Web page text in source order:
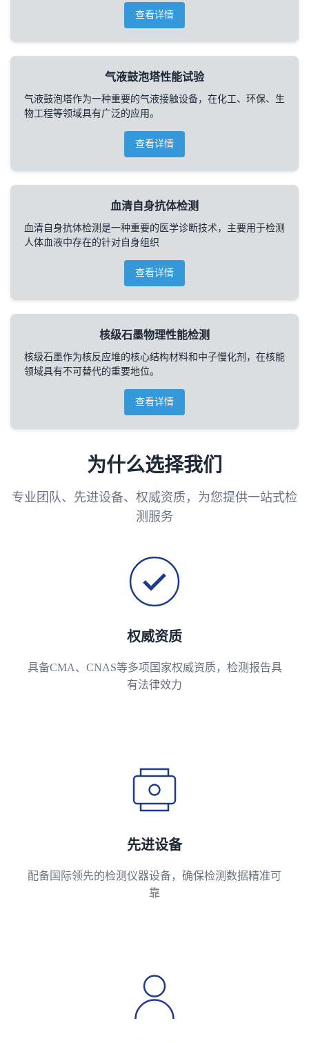
查看详情
气液鼓泡塔性能试验
气液鼓泡塔作为一种重要的气液接触设备，在化工、环保、生
物工程等领域具有广泛的应用。
查看详情
血清自身抗体检测
血清自身抗体检测是一种重要的医学诊断技术，主要用于检测
人体血液中存在的针对自身组织
查看详情
核级石墨物理性能检测
核级石墨作为核反应堆的核心结构材料和中子慢化剂，在核能
领域具有不可替代的重要地位。
查看详情
为什么选择我们
专业团队、先进设备、权威资质，为您提供一站式检
测服务
权威资质
具备CMA、CNAS等多项国家权威资质，检测报告具
有法律效力
先进设备
配备国际领先的检测仪器设备，确保检测数据精准可
靠